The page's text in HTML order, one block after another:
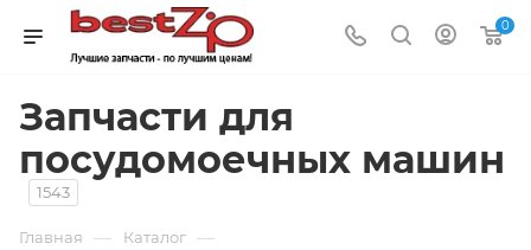
0
Запчасти для
посудомоечных машин
1543
Главная — Каталог —